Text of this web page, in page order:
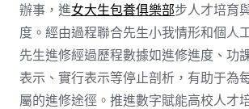
辦事，進女大生包養俱樂部步人才培育
度。經由過程聯合先生小我情形和個人
先生進修經過歷程數據如進修進度、功
表示、實行表示等停止剖析，有助于為
屬的進修途徑。推進數字賦能高校人才